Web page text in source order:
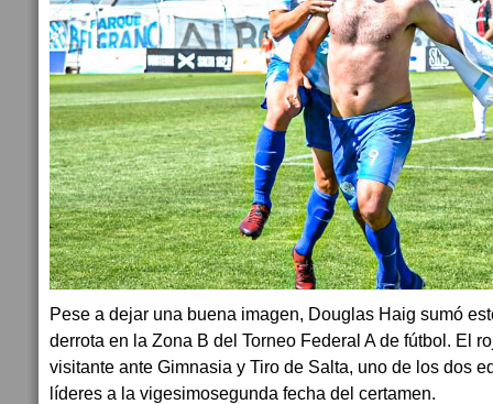
Pese a dejar una buena imagen, Douglas Haig sumó
derrota en la Zona B del Torneo Federal A de fútbol. El
visitante ante Gimnasia y Tiro de Salta, uno de los dos
líderes a la vigesimosegunda fecha del certamen.